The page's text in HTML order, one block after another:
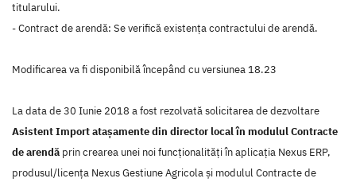
titularului.
- Contract de arendă: Se verifică existența contractului de arendă.
Modificarea va fi disponibilă începând cu versiunea 18.23
La data de 30 Iunie 2018 a fost rezolvată solicitarea de dezvoltare
Asistent Import atașamente din director local în modulul Contracte
de arendă prin crearea unei noi funcţionalităţi în aplicaţia Nexus ERP,
produsul/licenţa Nexus Gestiune Agricola şi modulul Contracte de